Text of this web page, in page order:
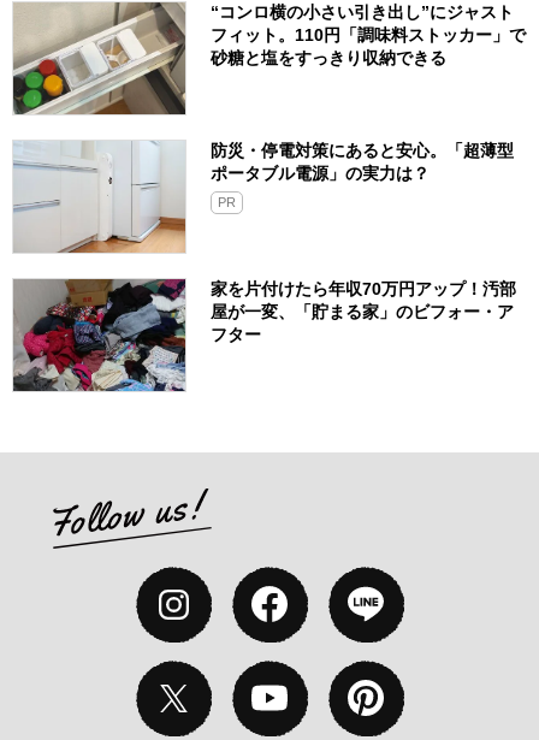
“コンロ横の小さい引き出し”にジャスト
フィット。110円「調味料ストッカー」で
砂糖と塩をすっきり収納できる
防災・停電対策にあると安心。「超薄型
ポータブル電源」の実力は？​
PR
家を片付けたら年収70万円アップ！汚部
屋が一変、「貯まる家」のビフォー・ア
フター